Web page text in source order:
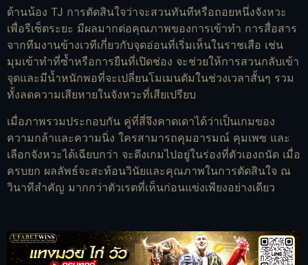
ด้านน้อง TJ การตัดสินใจว่าจะสวนทันทีหรือถอยหนึ่งจังหวะ
เพื่อรีเซ็ตระยะ มีผลมากต่อคุณภาพของการเข้าทำ การสื่อสาร
จากทีมงานข้างเวทีเกี่ยวกับจุดอ่อนที่เริ่มเห็นในราชเสือ เช่น
มุมเข้าทำที่ซ้ำหรือการยืนที่เปิดช่อง จะช่วยให้การสวนกลับเข้า
จุดและมีน้ำหนักพอที่จะเปลี่ยนโมเมนตัมในช่วงเวลาสั้นๆ รวม
ทั้งลดความเสียหายในจังหวะที่เสียเปรียบ
เมื่อภาพรวมประกอบกัน คู่ที่สี่จึงคาดเดาได้ว่าเป็นเกมของ
ความกล้าและความนิ่ง ใครสามารถคุมอารมณ์ คุมเพซ และ
เลือกจังหวะได้เฉียบกว่า จะดึงเกมไปอยู่ในร่องที่ตัวเองถนัด เมื่อ
ครบยก ผลลัพธ์จะสะท้อนวินัยและคุณภาพในการตัดสินใจ ณ
วินาทีสำคัญ มากกว่าตัวเรตที่เห็นก่อนแข่งเพียงอย่างเดียว